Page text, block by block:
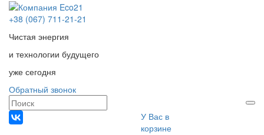
+38 (067) 711-21-21
Чистая энергия
и технологии будущего
уже сегодня
Обратный звонок
У Вас в
корзине